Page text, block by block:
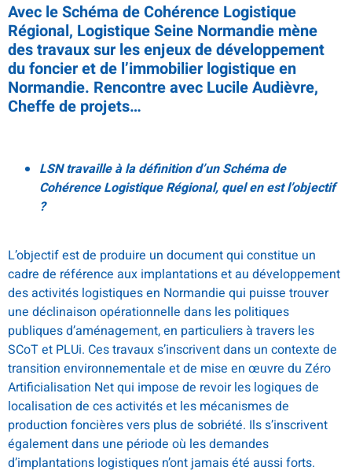
Avec le Schéma de Cohérence Logistique
Régional, Logistique Seine Normandie mène
des travaux sur les enjeux de développement
du foncier et de l’immobilier logistique en
Normandie. Rencontre avec Lucile Audièvre,
Cheffe de projets…
LSN travaille à la définition d’un Schéma de
Cohérence Logistique Régional, quel en est l’objectif
?
L’objectif est de produire un document qui constitue un
cadre de référence aux implantations et au développement
des activités logistiques en Normandie qui puisse trouver
une déclinaison opérationnelle dans les politiques
publiques d’aménagement, en particuliers à travers les
SCoT et PLUi. Ces travaux s’inscrivent dans un contexte de
transition environnementale et de mise en œuvre du Zéro
Artificialisation Net qui impose de revoir les logiques de
localisation de ces activités et les mécanismes de
production foncières vers plus de sobriété. Ils s’inscrivent
également dans une période où les demandes
d’implantations logistiques n’ont jamais été aussi forts.